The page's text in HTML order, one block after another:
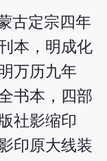
古定宗四年
本，明成化
万历九年
书本，四部
社影缩印
印原大线装